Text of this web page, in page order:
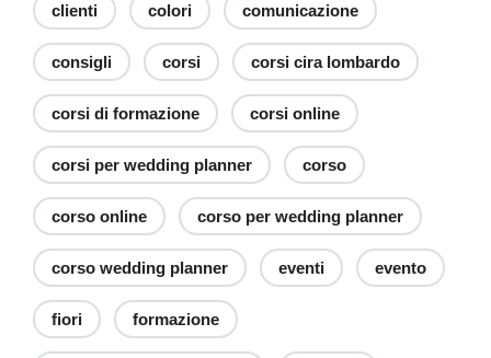
clienti colori comunicazione
consigli corsi corsi cira lombardo
corsi di formazione corsi online
corsi per wedding planner corso
corso online corso per wedding planner
corso wedding planner eventi evento
fiori formazione